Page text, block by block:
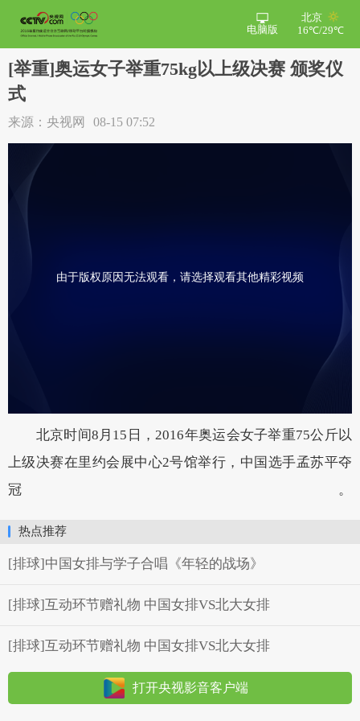
北京
16℃/29℃
电脑版
[举重]奥运女子举重75kg以上级决赛 颁奖仪
式
来源：央视网 08-15 07:52
由于版权原因无法观看，请选择观看其他精彩视频
北京时间8月15日，2016年奥运会女子举重75公斤以
上级决赛在里约会展中心2号馆举行，中国选手孟苏平夺
冠。
热点推荐
[排球]中国女排与学子合唱《年轻的战场》
[排球]互动环节赠礼物 中国女排VS北大女排
[排球]互动环节赠礼物 中国女排VS北大女排
打开央视影音客户端